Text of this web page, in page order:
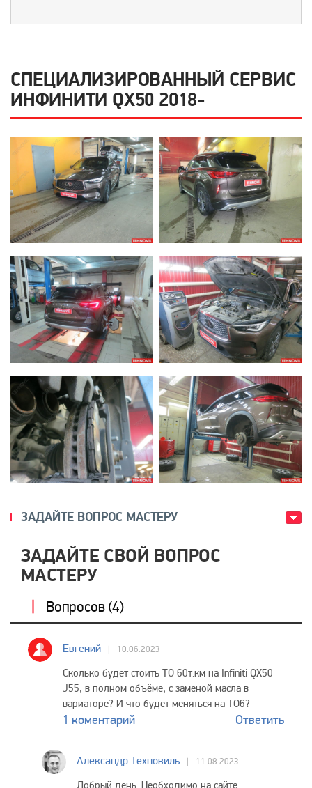
СПЕЦИАЛИЗИРОВАННЫЙ СЕРВИС
ИНФИНИТИ QX50 2018-
ЗАДАЙТЕ ВОПРОС МАСТЕРУ
ЗАДАЙТЕ СВОЙ ВОПРОС
МАСТЕРУ
Вопросов (4)
Евгений 10.06.2023
Сколько будет стоить ТО 60т.км на Infiniti QX50
J55, в полном объёме, с заменой масла в
вариаторе? И что будет меняться на ТО6?
1 коментарий Ответить
Александр Техновиль 11.08.2023
Добрый день. Необходимо на сайте